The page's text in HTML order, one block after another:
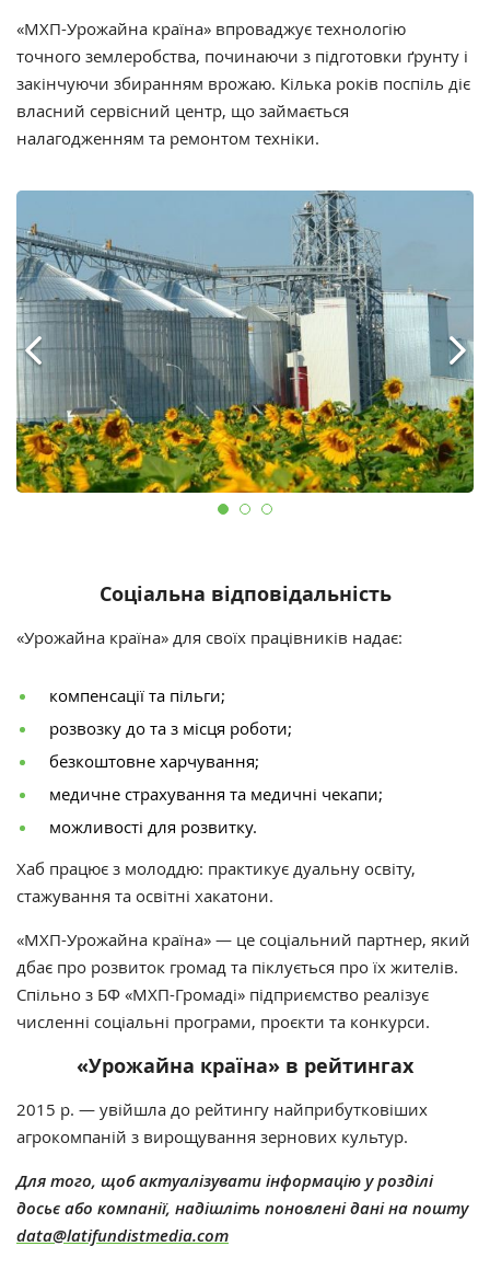
«МХП-Урожайна країна» впроваджує технологію
точного землеробства, починаючи з підготовки ґрунту і
закінчуючи збиранням врожаю. Кілька років поспіль діє
власний сервісний центр, що займається
налагодженням та ремонтом техніки.
Соціальна відповідальність
«Урожайна країна» для своїх працівників надає:
компенсації та пільги;
розвозку до та з місця роботи;
безкоштовне харчування;
медичне страхування та медичні чекапи;
можливості для розвитку.
Хаб працює з молоддю: практикує дуальну освіту,
стажування та освітні хакатони.
«МХП-Урожайна країна» — це соціальний партнер, який
дбає про розвиток громад та піклується про їх жителів.
Спільно з БФ «МХП-Громаді» підприємство реалізує
численні соціальні програми, проєкти та конкурси.
«Урожайна країна» в рейтингах
2015 р. — увійшла до рейтингу найприбутковіших
агрокомпаній з вирощування зернових культур.
Для того, щоб актуалізувати інформацію у розділі
досьє або компанії, надішліть поновлені дані на пошту
data@latifundistmedia.com